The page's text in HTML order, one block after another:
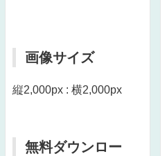
画像サイズ
縦2,000px : 横2,000px
無料ダウンロー